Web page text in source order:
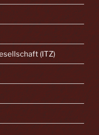
(ITZ)